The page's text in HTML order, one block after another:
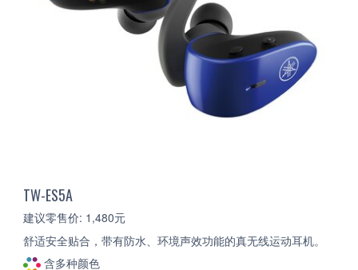
TW-ES5A
建议零售价: 1,480元
舒适安全贴合，带有防水、环境声效功能的真无线运动耳机。
含多种颜色